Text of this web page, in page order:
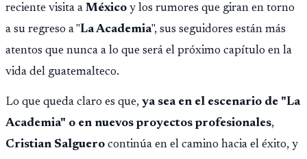
reciente visita a México y los rumores que giran en torno
a su regreso a "La Academia", sus seguidores están más
atentos que nunca a lo que será el próximo capítulo en la
vida del guatemalteco.
Lo que queda claro es que, ya sea en el escenario de "La
Academia" o en nuevos proyectos profesionales,
Cristian Salguero continúa en el camino hacia el éxito, y